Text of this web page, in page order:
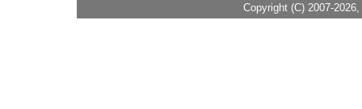
Copyright (C) 2007-2026,